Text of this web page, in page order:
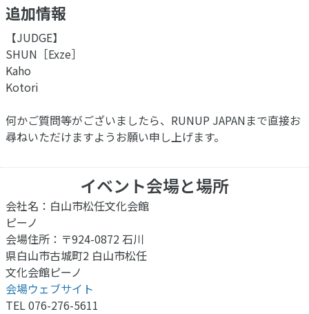
追加情報
【JUDGE】
SHUN［Exze］
Kaho
Kotori
何かご質問等がございましたら、RUNUP JAPANまで直接お
尋ねいただけますようお願い申し上げます。
イベント会場と場所
会社名：白山市松任文化会館
ピーノ
会場住所：〒924-0872 石川
県白山市古城町2 白山市松任
文化会館ピーノ
会場ウェブサイト
TEL 076-276-5611